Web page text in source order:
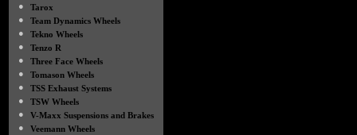
●
Tarox
●
Team Dynamics Wheels
●
Tekno Wheels
●
Tenzo R
●
Three Face Wheels
●
Tomason Wheels
●
TSS Exhaust Systems
●
TSW Wheels
●
V-Maxx Suspensions and Brakes
●
Veemann Wheels